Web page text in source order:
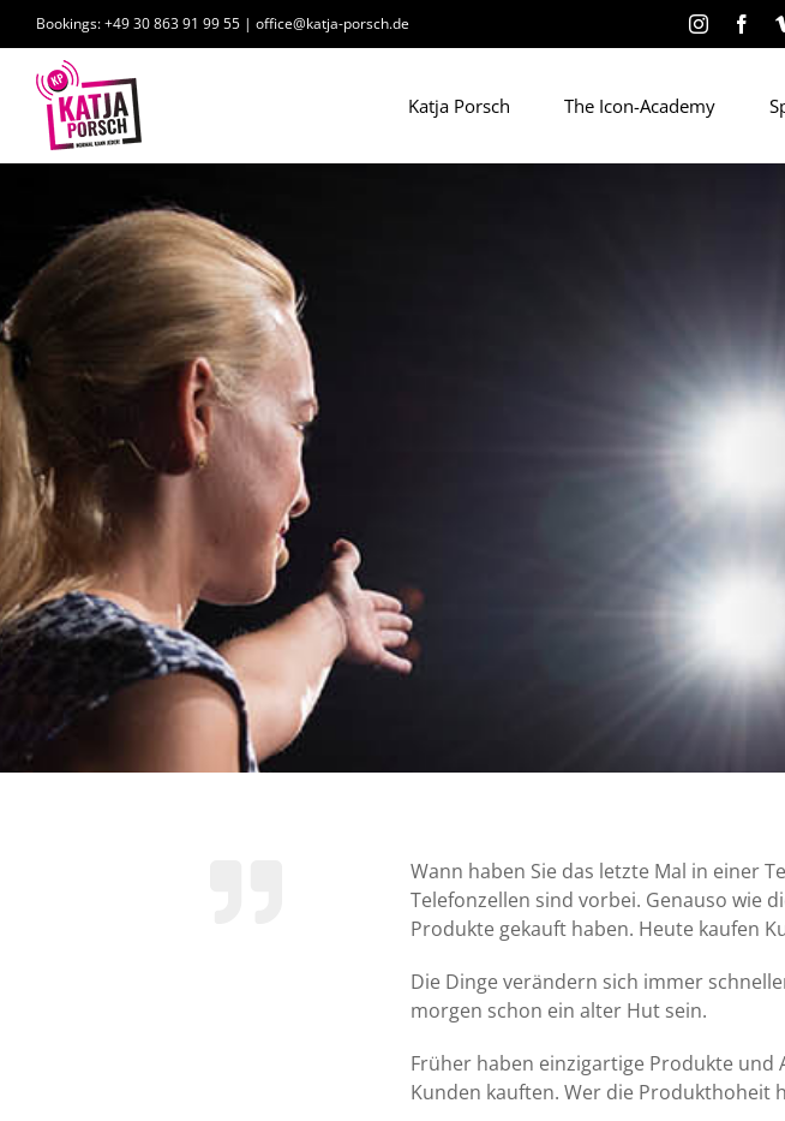
Zum
Inhalt
springen
Bookings: +49 30 863 91 99 55| office@katja-porsch.de
Katja Porsch The Icon-Academy
Wann haben Sie das letzte Mal in einer
Telefonzellen sind vorbei. Genauso wie
Produkte gekauft haben. Heute kaufen
Die Dinge verändern sich immer
morgen schon ein alter Hut sein.
Früher haben einzigartige Produkte
Kunden kauften. Wer die Produkthoheit